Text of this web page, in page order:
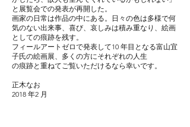
と展覧会での発表が再開した。
画家の日常は作品の中にある。日々の色は多様で何
気のない出来事、喜び、哀しみは積み重なり、 絵画
としての痕跡を残す。
フィールアートゼロで発表して10 年目となる富山宜
子氏の絵画展、多くの方にそれぞれの人生
の痕跡と重ねてご覧いただけるなら幸いです。
正木なお
2018 年2 月